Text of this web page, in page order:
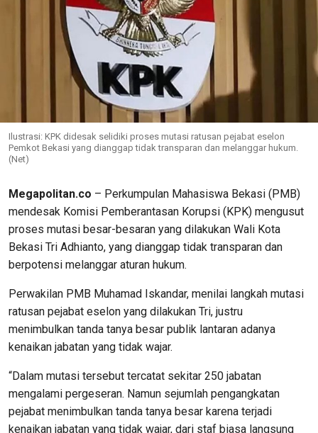
Ilustrasi: KPK didesak selidiki proses mutasi ratusan pejabat eselon
Pemkot Bekasi yang dianggap tidak transparan dan melanggar hukum.
(Net)
Megapolitan.co – Perkumpulan Mahasiswa Bekasi (PMB)
mendesak Komisi Pemberantasan Korupsi (KPK) mengusut
proses mutasi besar-besaran yang dilakukan Wali Kota
Bekasi Tri Adhianto, yang dianggap tidak transparan dan
berpotensi melanggar aturan hukum.
Perwakilan PMB Muhamad Iskandar, menilai langkah mutasi
ratusan pejabat eselon yang dilakukan Tri, justru
menimbulkan tanda tanya besar publik lantaran adanya
kenaikan jabatan yang tidak wajar.
“Dalam mutasi tersebut tercatat sekitar 250 jabatan
mengalami pergeseran. Namun sejumlah pengangkatan
pejabat menimbulkan tanda tanya besar karena terjadi
kenaikan jabatan yang tidak wajar, dari staf biasa langsung